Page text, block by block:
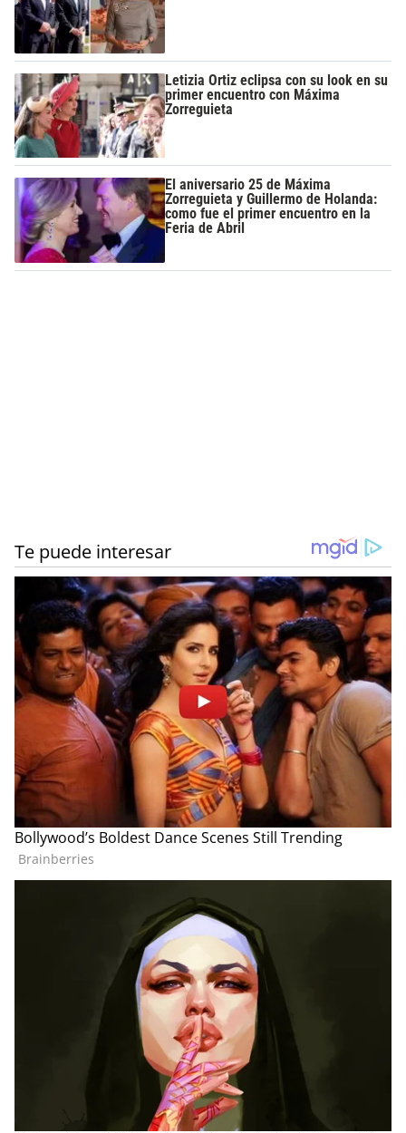
Letizia Ortiz eclipsa con su look en su
primer encuentro con Máxima
Zorreguieta
El aniversario 25 de Máxima
Zorreguieta y Guillermo de Holanda:
como fue el primer encuentro en la
Feria de Abril